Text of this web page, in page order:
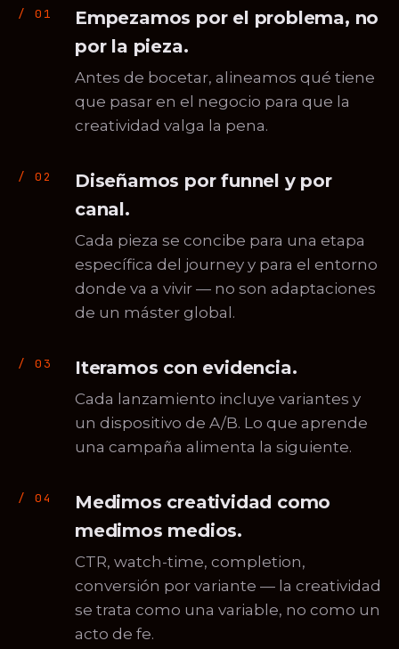
Empezamos por el problema, no
por la pieza.
Antes de bocetar, alineamos qué tiene
que pasar en el negocio para que la
creatividad valga la pena.
Diseñamos por funnel y por
canal.
Cada pieza se concibe para una etapa
específica del journey y para el entorno
donde va a vivir — no son adaptaciones
de un máster global.
Iteramos con evidencia.
Cada lanzamiento incluye variantes y
un dispositivo de A/B. Lo que aprende
una campaña alimenta la siguiente.
Medimos creatividad como
medimos medios.
CTR, watch-time, completion,
conversión por variante — la creatividad
se trata como una variable, no como un
acto de fe.